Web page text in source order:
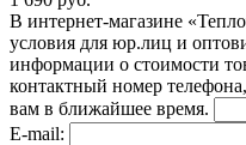
В интернет-магазине
условия для юр.лиц и
информации о стоимости
контактный номер
вам в ближайшее время.
E-mail: